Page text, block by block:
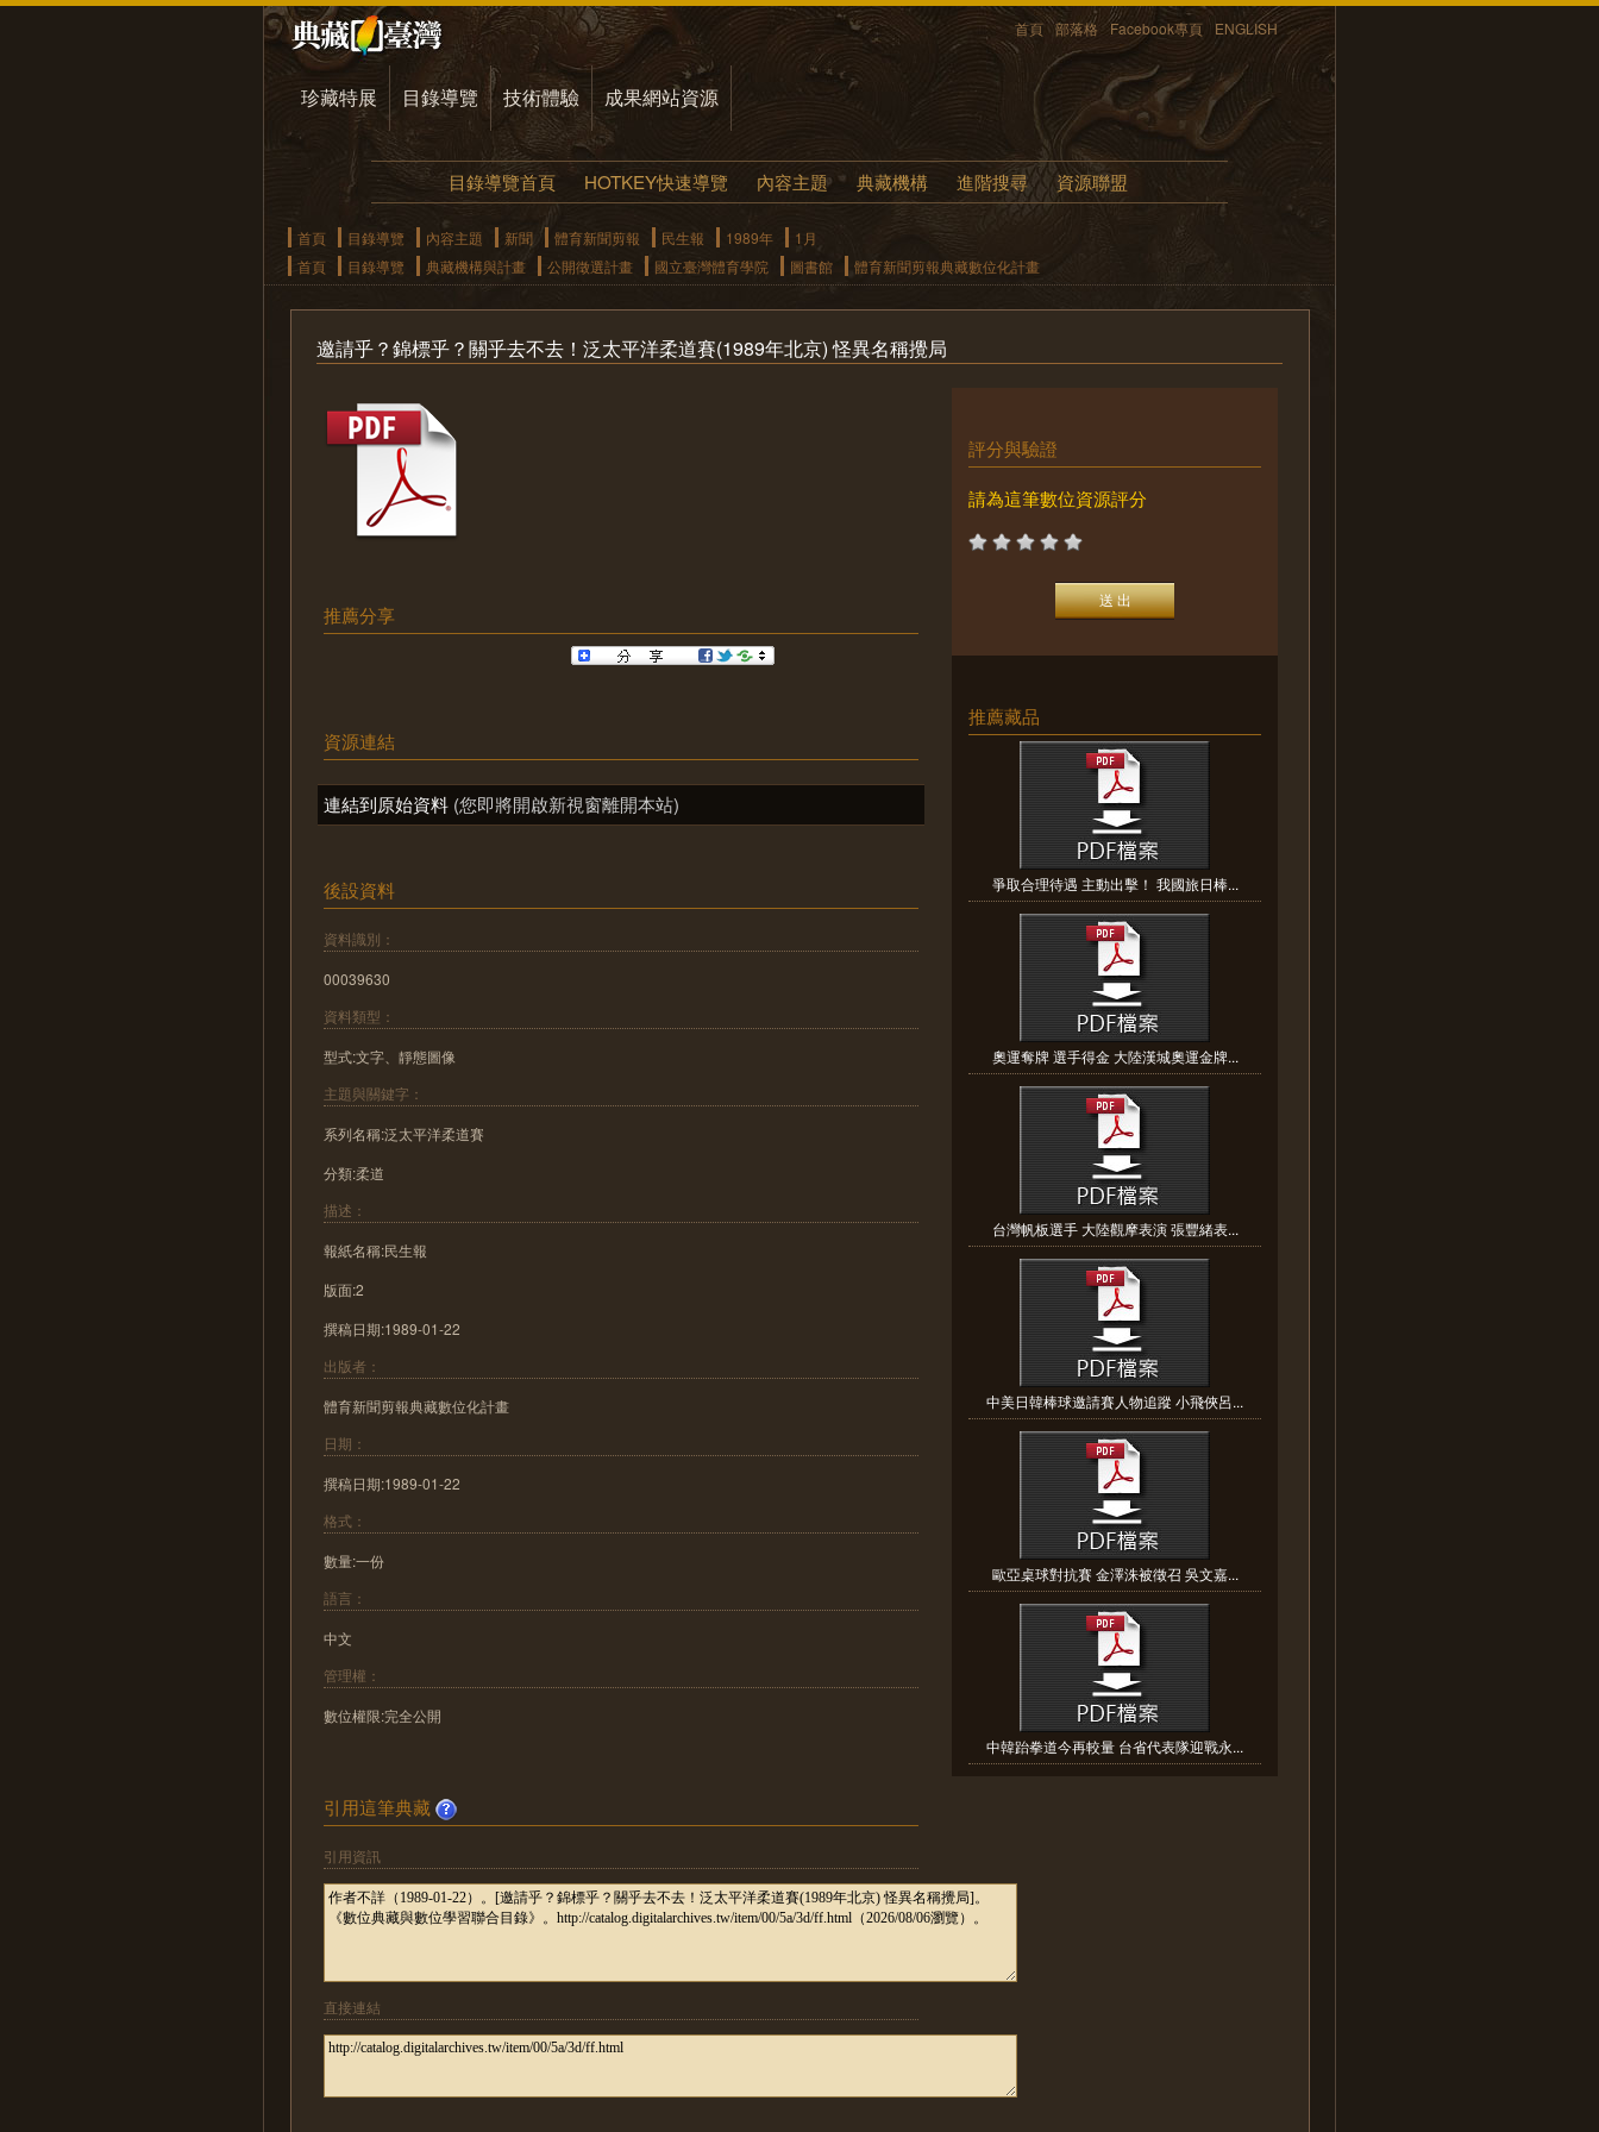
首頁 部落格 Facebook專頁 ENGLISH
珍藏特展 目錄導覽 技術體驗 成果網站資源
目錄導覽首頁 HOTKEY快速導覽 內容主題 典藏機構 進階搜尋 資源聯盟
首頁 目錄導覽 內容主題 新聞 體育新聞剪報 民生報 1989年
1月
首頁
目錄導覽 典藏機構與計畫 公開徵選計畫 國立臺灣體育學院 圖書館 體育新聞剪報典藏數位化計畫
邀請乎？錦標乎？關乎去不去！泛太平洋柔道賽(1989年北京) 怪異名稱攪局
推薦分享
資源連結
連結到原始資料 (您即將開啟新視窗離開本站)
後設資料
資料識別：
00039630
資料類型：
型式:文字、靜態圖像
主題與關鍵字：
系列名稱:泛太平洋柔道賽
分類:柔道
描述：
報紙名稱:民生報
版面:2
撰稿日期:1989-01-22
出版者：
體育新聞剪報典藏數位化計畫
日期：
撰稿日期:1989-01-22
格式：
數量:一份
語言：
中文
管理權：
數位權限:完全公開
引用這筆典藏
引用資訊
直接連結
評分與驗證
請為這筆數位資源評分
推薦藏品
爭取合理待遇 主動出擊！ 我國旅日棒...
奧運奪牌 選手得金 大陸漢城奧運金牌...
台灣帆板選手 大陸觀摩表演 張豐緒表...
中美日韓棒球邀請賽人物追蹤 小飛俠呂...
歐亞桌球對抗賽 金澤洙被徵召 吳文嘉...
中韓跆拳道今再較量 台省代表隊迎戰永...